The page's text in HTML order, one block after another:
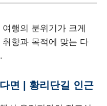
행의 분위기가 크게
향과 목적에 맞는 다
면 | 황리단길 인근